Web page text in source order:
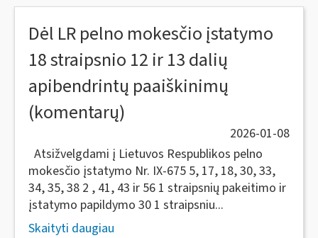
Dėl LR pelno mokesčio įstatymo
18 straipsnio 12 ir 13 dalių
apibendrintų paaiškinimų
(komentarų)
2026-01-08
Atsižvelgdami į Lietuvos Respublikos pelno
mokesčio įstatymo Nr. IX-675 5, 17, 18, 30, 33,
34, 35, 38 2 , 41, 43 ir 56 1 straipsnių pakeitimo ir
įstatymo papildymo 30 1 straipsniu...
Skaityti daugiau